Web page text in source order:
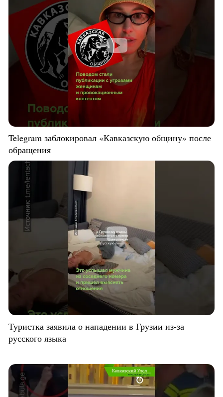
Telegram заблокировал «Кавказскую общину» после
обращения
Туристка заявила о нападении в Грузии из-за
русского языка